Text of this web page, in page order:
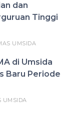
dan
Tinggi
UMSIDA
di Umsida
Baru Periode
UMSIDA